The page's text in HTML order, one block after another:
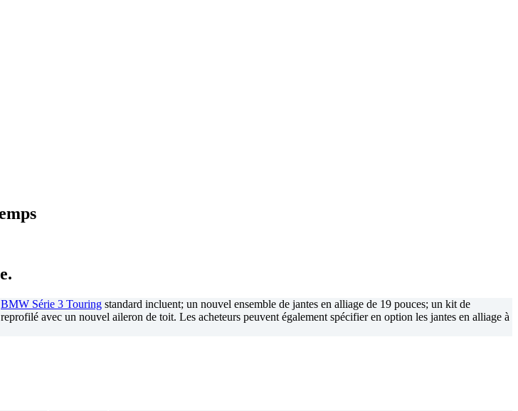
BMW Série 3 Touring standard incluent; un nouvel ensemble de jantes en alliage de 19 pouces; un kit de
avec un nouvel aileron de toit. Les acheteurs peuvent également spécifier en option les jantes en alliage à